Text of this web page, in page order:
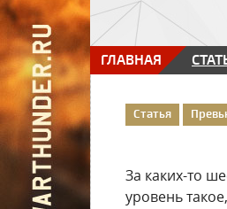
ГЛАВНАЯ
Статья
За каких-то
уровень